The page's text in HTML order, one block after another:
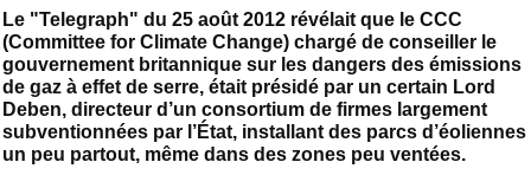
Le "Telegraph" du 25 août 2012 révélait que le CCC
(Committee for Climate Change) chargé de conseiller le
gouvernement britannique sur les dangers des émissions
de gaz à effet de serre, était présidé par un certain Lord
Deben, directeur d’un consortium de firmes largement
subventionnées par l’État, installant des parcs d’éoliennes
un peu partout, même dans des zones peu ventées.